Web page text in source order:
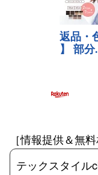
［情報提供＆無料
テックスタイル